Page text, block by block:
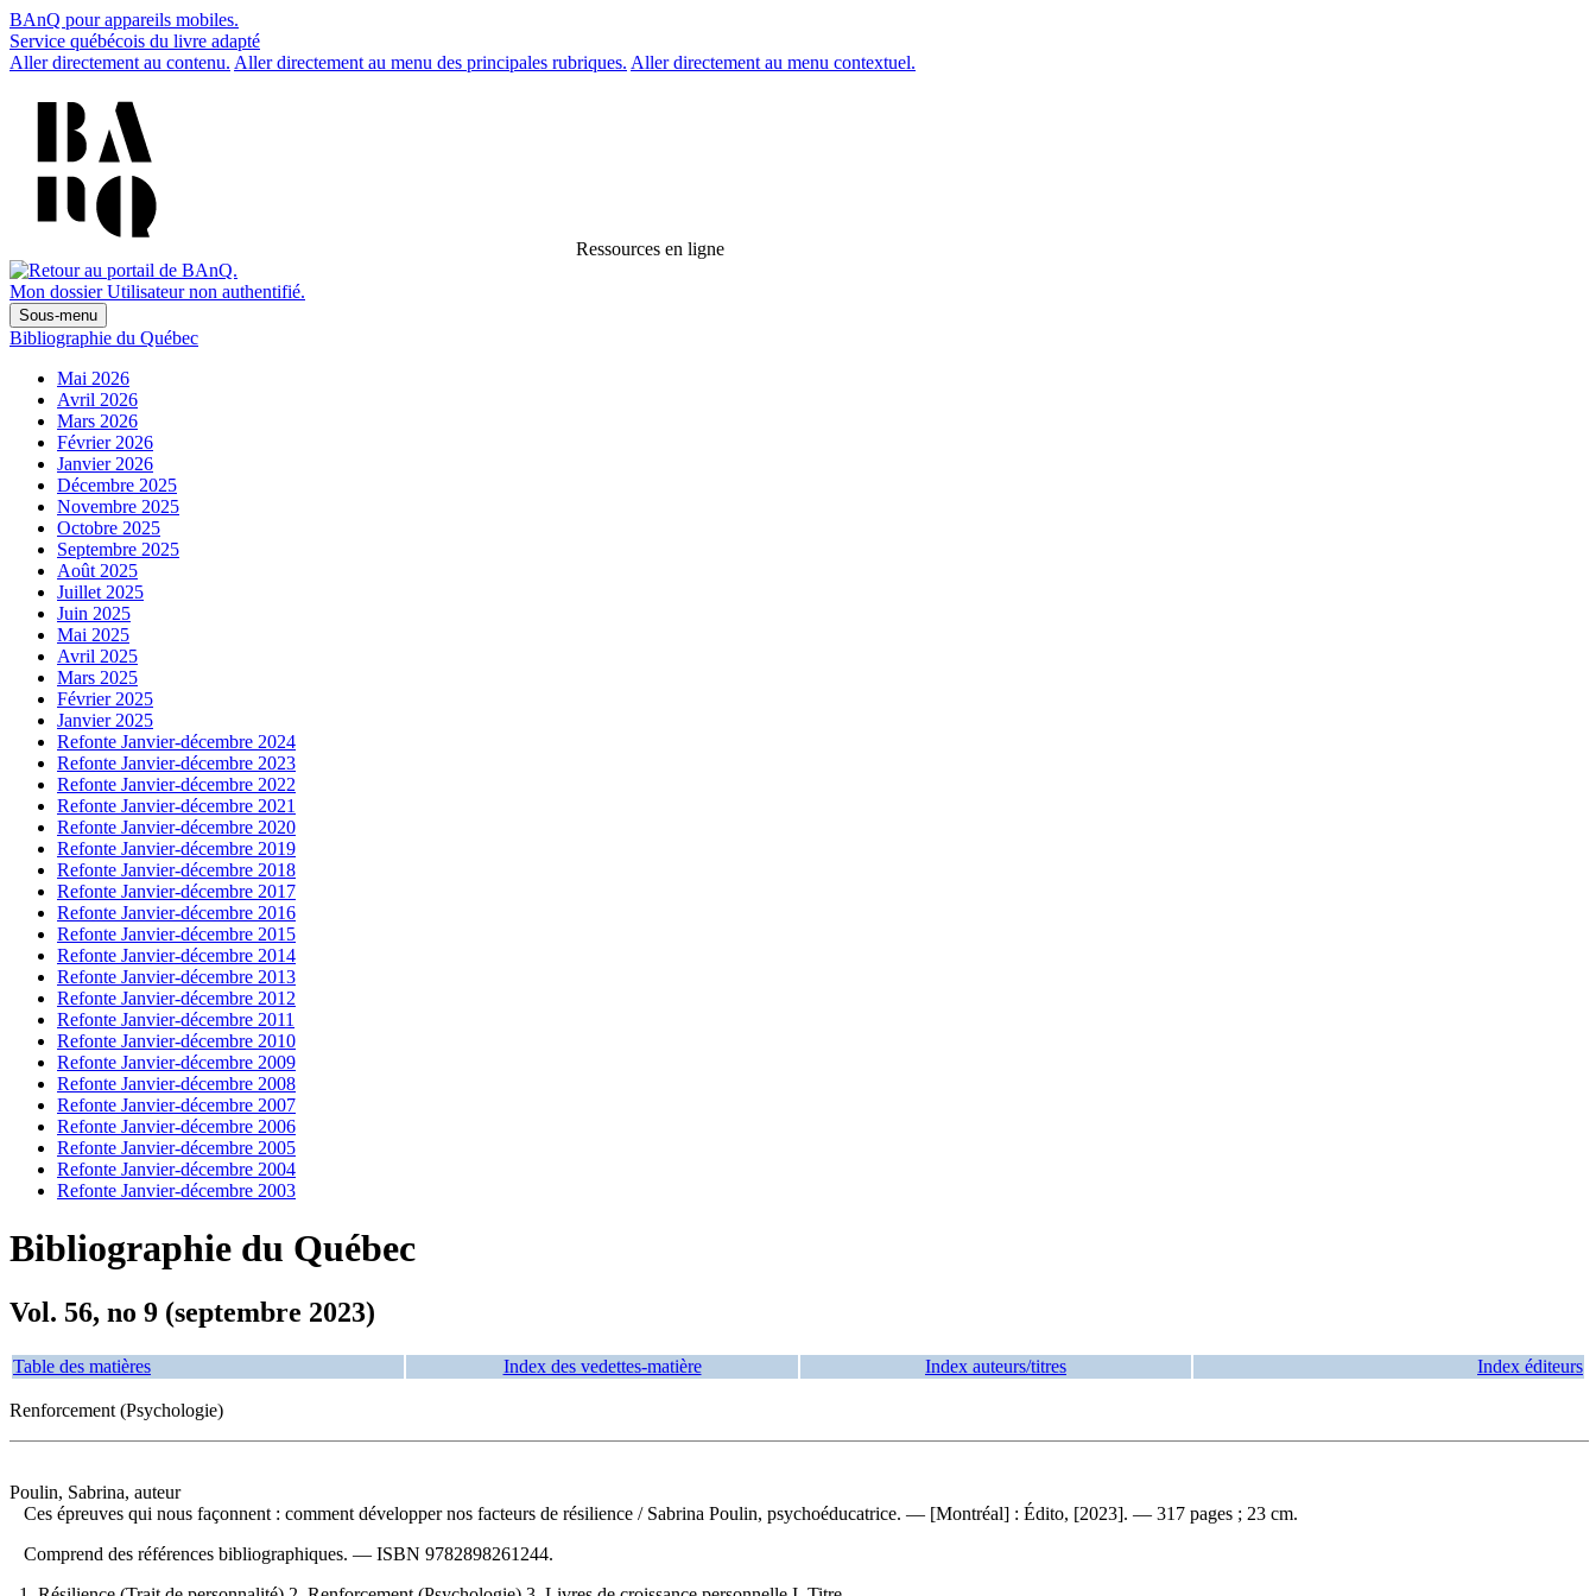
BAnQ pour appareils mobiles.
Service québécois du livre adapté
Aller directement au contenu. Aller directement au menu des principales rubriques. Aller directement au menu contextuel.
Ressources en ligne
Mon dossier Utilisateur non authentifié.
Sous-menu
Bibliographie du Québec
Mai 2026
Avril 2026
Mars 2026
Février 2026
Janvier 2026
Décembre 2025
Novembre 2025
Octobre 2025
Septembre 2025
Août 2025
Juillet 2025
Juin 2025
Mai 2025
Avril 2025
Mars 2025
Février 2025
Janvier 2025
Refonte Janvier-décembre 2024
Refonte Janvier-décembre 2023
Refonte Janvier-décembre 2022
Refonte Janvier-décembre 2021
Refonte Janvier-décembre 2020
Refonte Janvier-décembre 2019
Refonte Janvier-décembre 2018
Refonte Janvier-décembre 2017
Refonte Janvier-décembre 2016
Refonte Janvier-décembre 2015
Refonte Janvier-décembre 2014
Refonte Janvier-décembre 2013
Refonte Janvier-décembre 2012
Refonte Janvier-décembre 2011
Refonte Janvier-décembre 2010
Refonte Janvier-décembre 2009
Refonte Janvier-décembre 2008
Refonte Janvier-décembre 2007
Refonte Janvier-décembre 2006
Refonte Janvier-décembre 2005
Refonte Janvier-décembre 2004
Refonte Janvier-décembre 2003
Bibliographie du Québec
Vol. 56, no 9 (septembre 2023)
Table des matières Index des vedettes-matière Index auteurs/titres Index éditeurs
Renforcement (Psychologie)
Poulin, Sabrina, auteur
Ces épreuves qui nous façonnent : comment développer nos facteurs de résilience / Sabrina Poulin, psychoéducatrice. — [Montréal] : Édito, [2023]. — 317 pages ; 23 cm.
Comprend des références bibliographiques. — ISBN 9782898261244.